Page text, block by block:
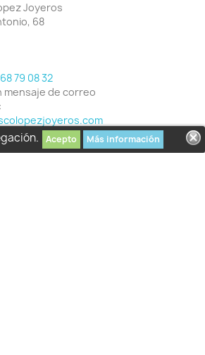
Acepto Más información
Joyeros
68
79 08 32
mensaje de correo